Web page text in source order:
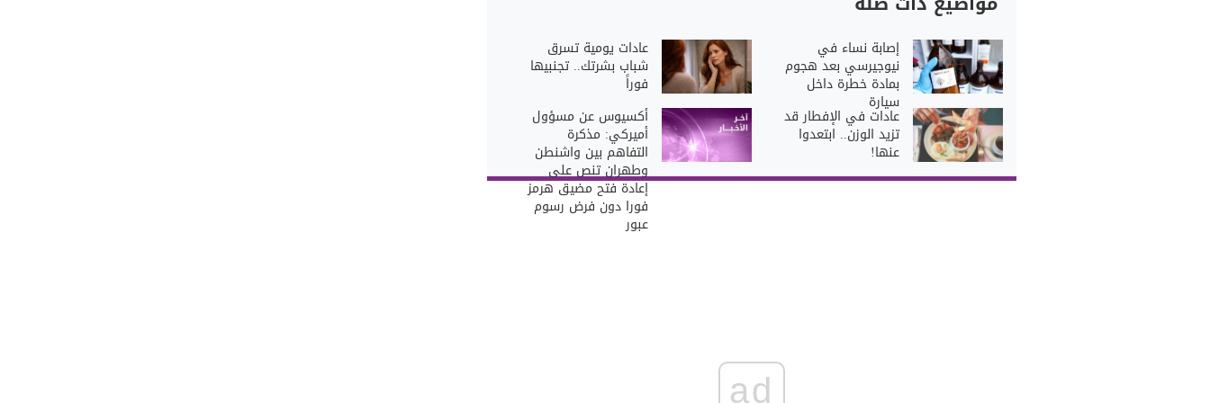
إصابة نساء في
نيوجيرسي بعد هجوم
بمادة خطرة داخل
سيارة
عادات يومية تسرق
شباب بشرتك.. تجنبيها
فوراً
عادات في الإفطار قد
تزيد الوزن.. ابتعدوا
عنها!
أكسيوس عن مسؤول
أميركي: مذكرة
التفاهم بين واشنطن
وطهران تنص على
إعادة فتح مضيق هرمز
فورا دون فرض رسوم
عبور
ad